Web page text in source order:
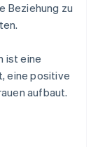
Beziehung zu
ist eine
eine positive
aufbaut.